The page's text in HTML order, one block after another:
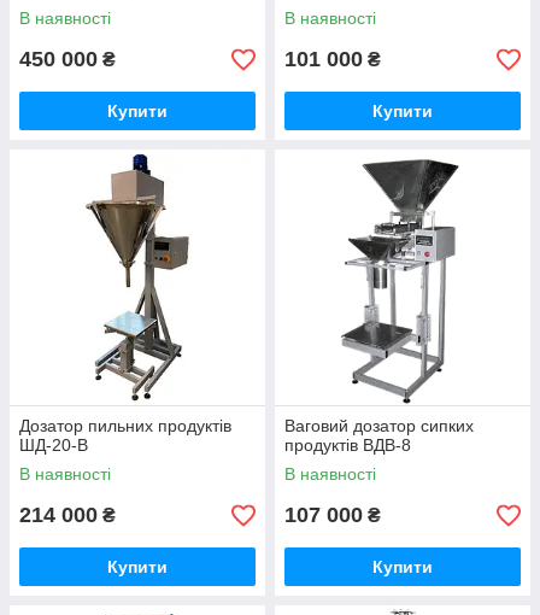
В наявності
450 000 ₴
Купити
В наявності
101 000 ₴
Купити
Дозатор пильних продуктів
ШД-20-В
В наявності
214 000 ₴
Купити
Ваговий дозатор сипких
продуктів ВДВ-8
В наявності
107 000 ₴
Купити